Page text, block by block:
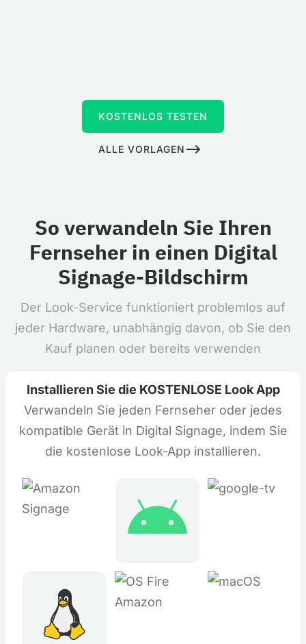
KOSTENLOS TESTEN
ALLE VORLAGEN
So verwandeln Sie Ihren
Fernseher in einen Digital
Signage-Bildschirm
Der Look-Service funktioniert problemlos auf
jeder Hardware, unabhängig davon, ob Sie den
Kauf planen oder bereits verwenden
Installieren Sie die KOSTENLOSE Look App
Verwandeln Sie jeden Fernseher oder jedes
kompatible Gerät in Digital Signage, indem Sie
die kostenlose Look-App installieren.